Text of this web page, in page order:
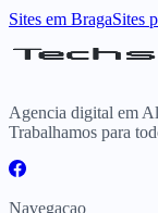
Sites em BragaSites
Agencia digital em
Trabalhamos para
Navegacao